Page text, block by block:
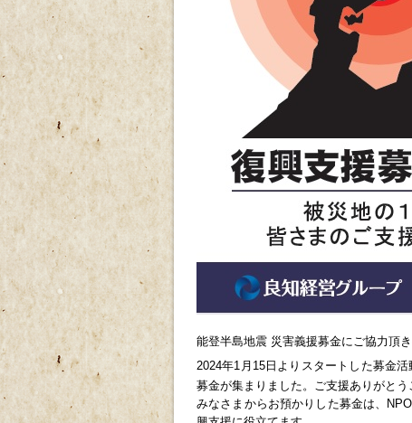
能登半島地震 災害義援募金にご協力頂
2024年1月15日よりスタートした募金
募金が集まりました。ご支援ありがとう
みなさまからお預かりした募金は、